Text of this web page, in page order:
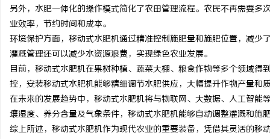
另外，水肥一体化的操作模式简化了农田管理流程。农民不再需要
业效率，节约时间和成本。
环境保护方面，移动式水肥机通过精准控制施肥量和施肥位置，减
灌溉管理还可以减少水资源浪费，实现绿色农业发展。
目前，移动式水肥机在果树种植、蔬菜大棚、粮食作物等多个领域
控，安装移动式水肥机能够精细调节水肥供应，大幅提升作物产量和
在未来的发展趋势中，移动式水肥机将与物联网、大数据、人工智
壤湿度、养分含量及气象条件，移动式水肥机能够自动调整灌溉和施
综上所述，移动式水肥机作为现代农业的重要装备，凭借其灵活的